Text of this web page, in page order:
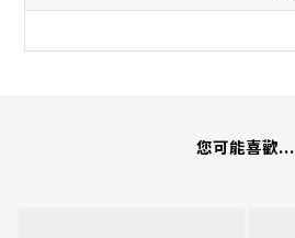
您可能喜歡...